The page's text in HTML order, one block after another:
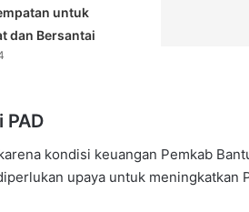
untuk
dan Bersantai
kondisi keuangan Pemkab
upaya untuk meningkatkan